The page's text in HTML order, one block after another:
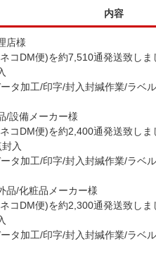
内容
店様
コDM便)を約7,510通発送致しま
ータ加工/印字/封入封緘作業/ラベ
/設備メーカー様
コDM便)を約2,400通発送致しま
入
ータ加工/印字/封入封緘作業/ラベ
品/化粧品メーカー様
コDM便)を約2,300通発送致しま
ータ加工/印字/封入封緘作業/ラベ